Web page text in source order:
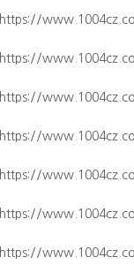
https://
https://
https://
https://
https://
https://
https://